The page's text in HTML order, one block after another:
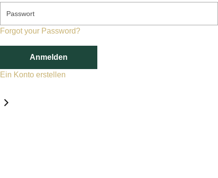
Passwort
Forgot your Password?
Anmelden
Ein Konto erstellen